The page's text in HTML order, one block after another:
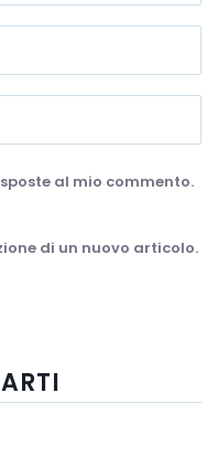
al mio commento.
di un nuovo articolo.